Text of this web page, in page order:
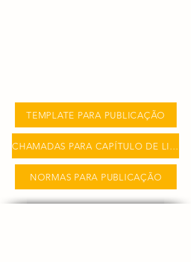
TEMPLATE PARA PUBLICAÇÃO
CHAMADAS PARA CAPÍTULO DE LIVRO
NORMAS PARA PUBLICAÇÃO